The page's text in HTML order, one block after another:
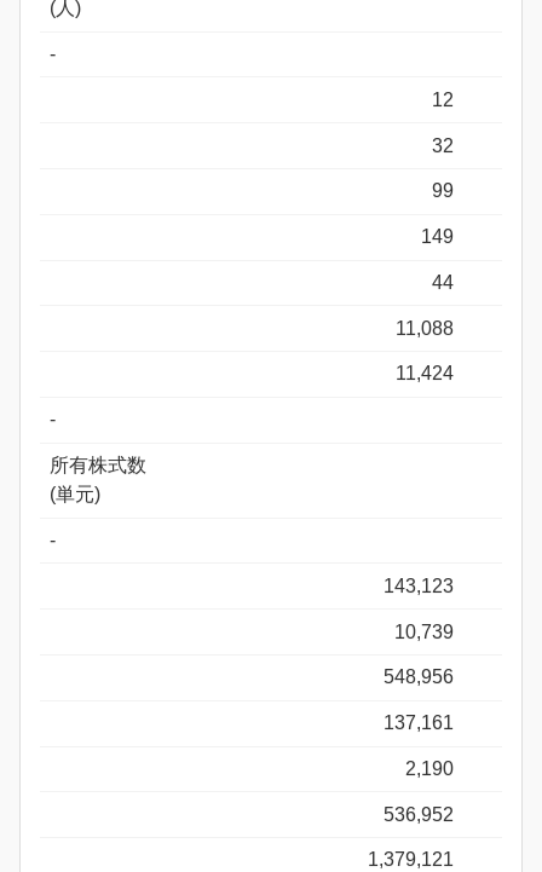
(人)
-
12
32
99
149
44
11,088
11,424
-
所有株式数
(単元)
-
143,123
10,739
548,956
137,161
2,190
536,952
1,379,121